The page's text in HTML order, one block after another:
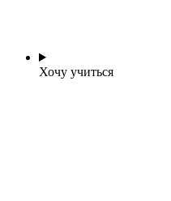
Хочу учиться